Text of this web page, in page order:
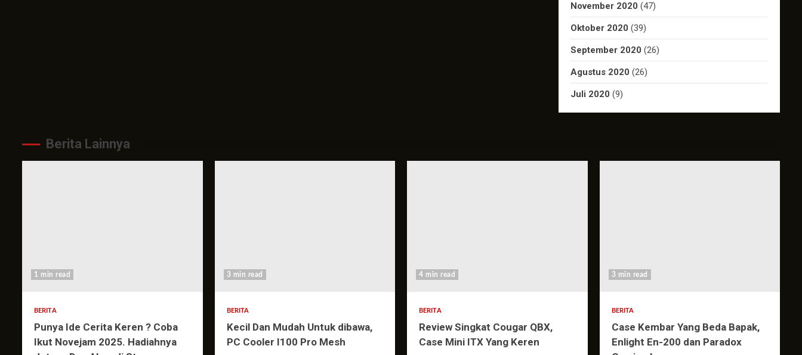
November 2020 (47)
Oktober 2020 (39)
September 2020 (26)
Agustus 2020 (26)
Juli 2020 (9)
Berita Lainnya
1 min read
BERITA
Punya Ide Cerita Keren ? Coba
Ikut Novejam 2025. Hadiahnya
3 min read
BERITA
Kecil Dan Mudah Untuk dibawa,
PC Cooler I100 Pro Mesh
4 min read
BERITA
Review Singkat Cougar QBX,
Case Mini ITX Yang Keren
3 min read
BERITA
Case Kembar Yang Beda Bapak,
Enlight En-200 dan Paradox